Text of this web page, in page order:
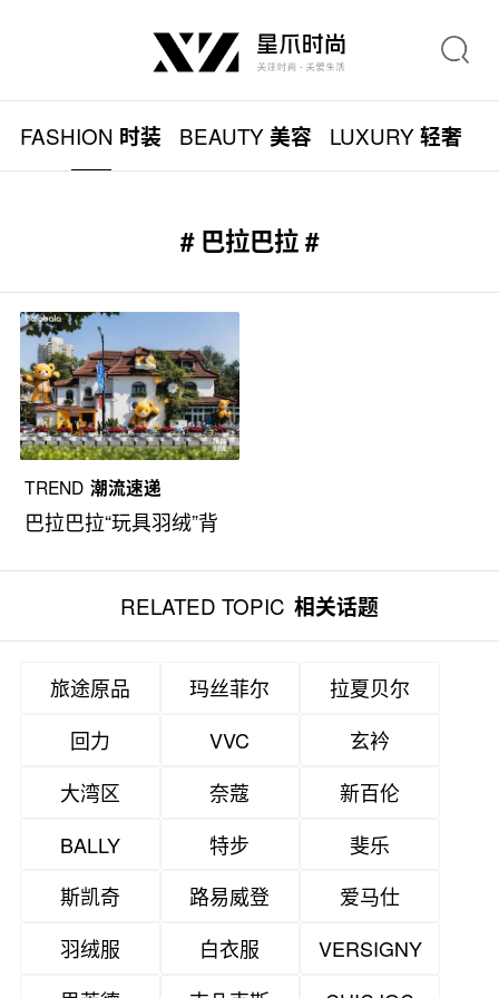
FASHION 时装 BEAUTY美容 LUXURY轻奢
# 巴拉巴拉 #
TREND 潮流速递
巴拉巴拉“玩具羽绒”背
RELATED TOPIC 相关话题
旅途原品 玛丝菲尔
拉夏贝尔
回力
VVC
玄衿
大湾区
奈蔻
新百伦
BALLY
特步
斐乐
斯凯奇
路易威登
爱马仕
羽绒服
白衣服
VERSIGNY